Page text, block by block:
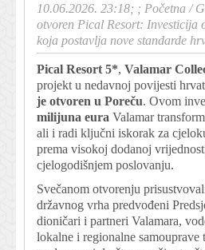
10.06.2026. 23:18; ; Početna /
otvoren Pical Resort: Investicija
koja postavlja nove standarde
Pical Resort 5*, Valamar
projekt u nedavnoj povijesti
je otvoren u Poreču. Ovom
milijuna eura Valamar
ali i radi ključni iskorak za
prema visokoj dodanoj
cjelogodišnjem poslovanju.
Svečanom otvorenju
državnog vrha predvođeni
dioničari i partneri Valamara,
lokalne i regionalne